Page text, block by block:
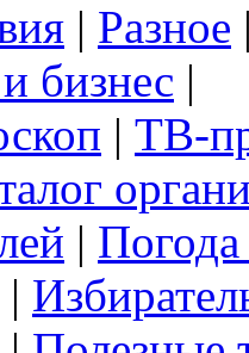
| Разное
бизнес |
| ТВ-
|
|